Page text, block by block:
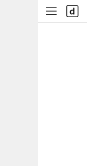
사
이
다
나
와